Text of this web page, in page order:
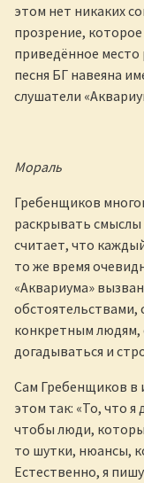
этом нет никаких
прозрение, которое
приведённое место
песня БГ навеяна
слушатели
Мораль
Гребенщиков
раскрывать смыслы
считает, что
то же время
«Аквариума»
конкретным людям,
догадываться и
Сам Гребенщиков в
этом так: «То, что я
чтобы люди,
то шутки, нюансы,
Естественно, я